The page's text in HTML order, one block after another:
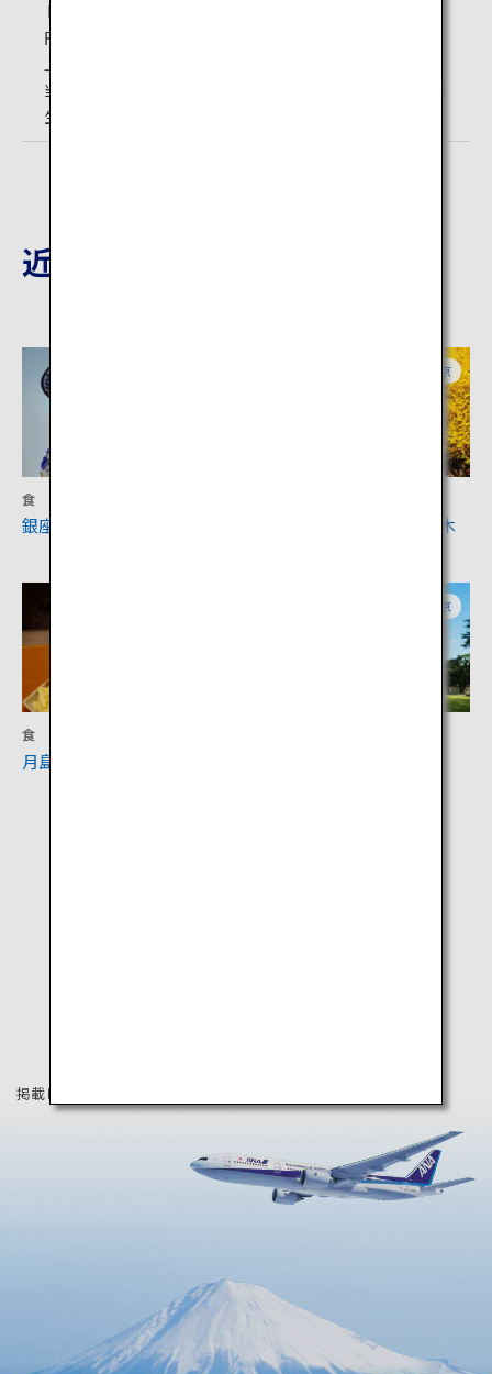
トップデッキツアー（250m）WEB予約 大人：2,800
円、高校生：2,600円、小中学生：1,800円、幼児（4歳以
当日窓口販売 大人：3,000円、高校生：2,800円、小中学
生：2,000円、幼児（4歳以上）：1,400円
近隣の観光地
食
銀座中央通り
東京
明治神宮外苑 いちょう並木
食
月島もんじゃストリート
東京
掲載している情報は2020年3月時点の情報です。